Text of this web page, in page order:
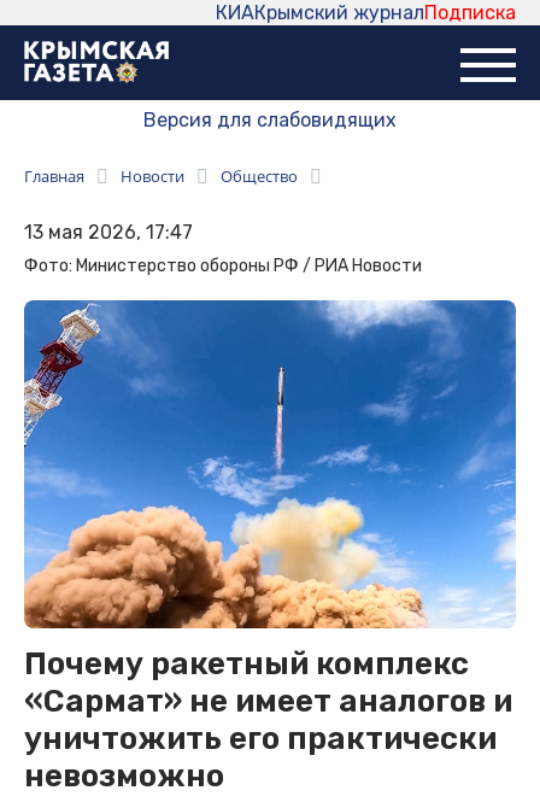
Подписка
Крымский журнал
КИА
Версия для слабовидящих
Главная Новости Общество
13 мая 2026, 17:47
Фото: Министерство обороны РФ / РИА Новости
Почему ракетный комплекс
«Сармат» не имеет аналогов и
уничтожить его практически
невозможно